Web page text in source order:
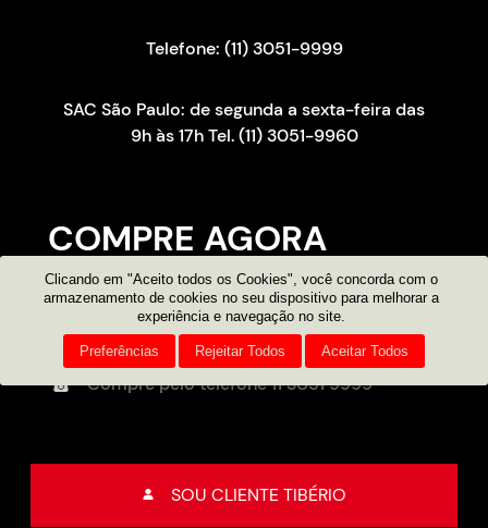
COMPRE AGORA
Consultor on-line
Atendimento por e-mail
Compre pelo telefone11 3051 9999
SOU CLIENTE TIBÉRIO
Telefone: (11) 3051-9999
SAC São Paulo: de segunda a sexta-feira das
9h às 17h Tel. (11) 3051-9960
Clicando em "Aceito todos os Cookies", você concorda com o
armazenamento de cookies no seu dispositivo para melhorar a
experiência e navegação no site.
Preferências Rejeitar Todos Aceitar Todos